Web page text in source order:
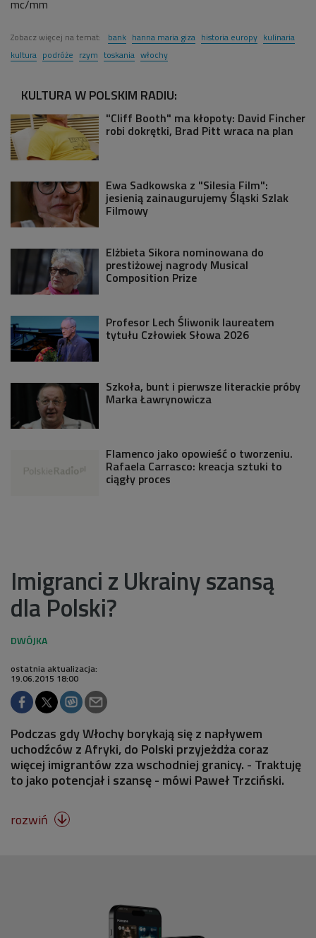
mc/mm
Zobacz więcej na temat: bank hanna maria giza historia europy kulinaria
kultura podróże rzym toskania włochy
KULTURA W POLSKIM RADIU:
"Cliff Booth" ma kłopoty: David Fincher
robi dokrętki, Brad Pitt wraca na plan
Ewa Sadkowska z "Silesia Film":
jesienią zainaugurujemy Śląski Szlak
Filmowy
Elżbieta Sikora nominowana do
prestiżowej nagrody Musical
Composition Prize
Profesor Lech Śliwonik laureatem
tytułu Człowiek Słowa 2026
Szkoła, bunt i pierwsze literackie próby
Marka Ławrynowicza
Flamenco jako opowieść o tworzeniu.
Rafaela Carrasco: kreacja sztuki to
ciągły proces
Imigranci z Ukrainy szansą
dla Polski?
ostatnia aktualizacja:
19.06.2015 18:00
Podczas gdy Włochy borykają się z napływem
uchodźców z Afryki, do Polski przyjeżdża coraz
więcej imigrantów zza wschodniej granicy. - Traktuję
to jako potencjał i szansę - mówi Paweł Trzciński.
rozwiń 